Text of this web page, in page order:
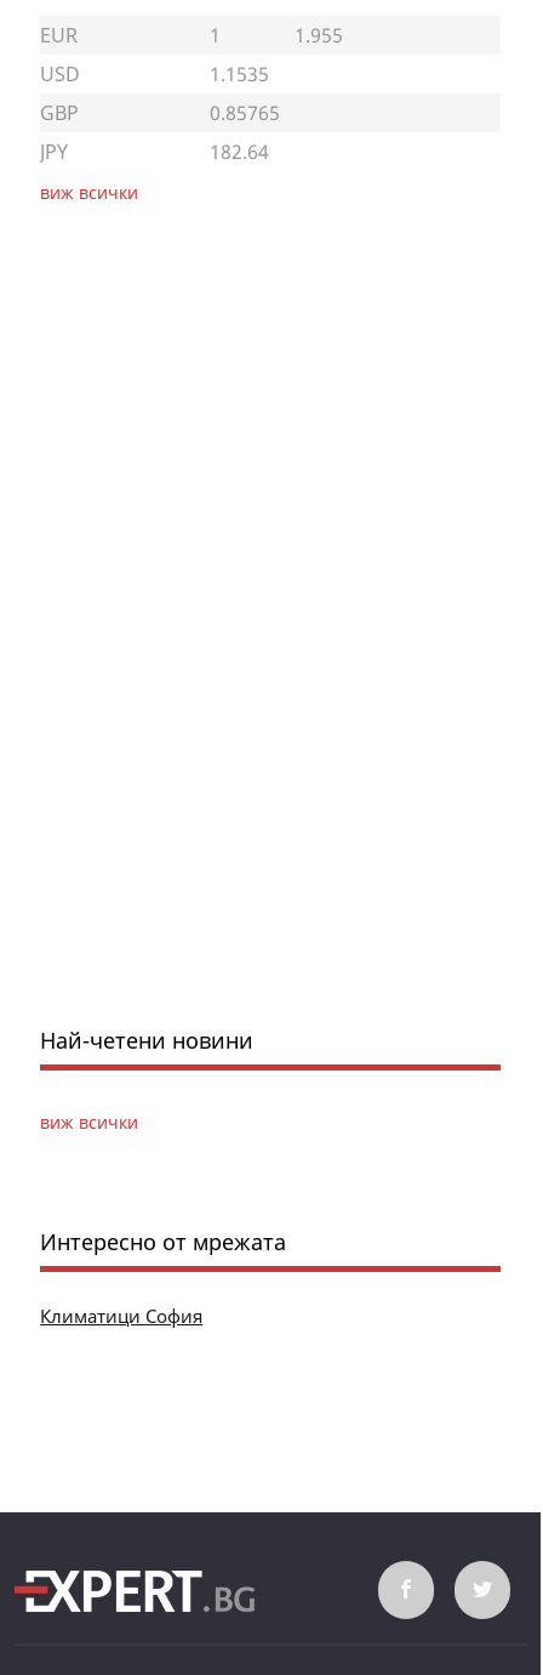
EUR 1
1.955
USD
1.1535
GBP
0.85765
JPY
182.64
виж всички
Най-четени новини
виж всички
Интересно от мрежата
Климатици София